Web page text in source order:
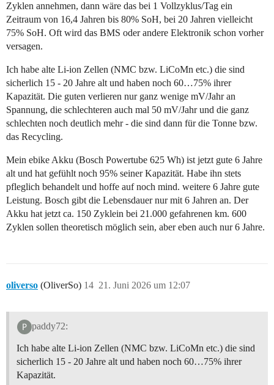
Zyklen annehmen, dann wäre das bei 1 Vollzyklus/Tag ein
Zeitraum von 16,4 Jahren bis 80% SoH, bei 20 Jahren vielleicht
75% SoH. Oft wird das BMS oder andere Elektronik schon vorher
versagen.
Ich habe alte Li-ion Zellen (NMC bzw. LiCoMn etc.) die sind
sicherlich 15 - 20 Jahre alt und haben noch 60…75% ihrer
Kapazität. Die guten verlieren nur ganz wenige mV/Jahr an
Spannung, die schlechteren auch mal 50 mV/Jahr und die ganz
schlechten noch deutlich mehr - die sind dann für die Tonne bzw.
das Recycling.
Mein ebike Akku (Bosch Powertube 625 Wh) ist jetzt gute 6 Jahre
alt und hat gefühlt noch 95% seiner Kapazität. Habe ihn stets
pfleglich behandelt und hoffe auf noch mind. weitere 6 Jahre gute
Leistung. Bosch gibt die Lebensdauer nur mit 6 Jahren an. Der
Akku hat jetzt ca. 150 Zyklein bei 21.000 gefahrenen km. 600
Zyklen sollen theoretisch möglich sein, aber eben auch nur 6 Jahre.
oliverso (OliverSo) 21. Juni 2026 um 12:07
14
paddy72:
Ich habe alte Li-ion Zellen (NMC bzw. LiCoMn etc.) die sind
sicherlich 15 - 20 Jahre alt und haben noch 60…75% ihrer
Kapazität.